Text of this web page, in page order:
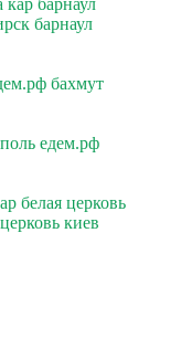
барнаул
бахмут
едем.рф
белая церковь
киев